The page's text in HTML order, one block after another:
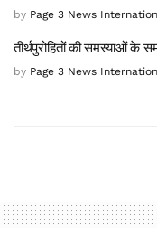
by Page 3 News
तीर्थपुरोहितों की समस्याओं के
by Page 3 News